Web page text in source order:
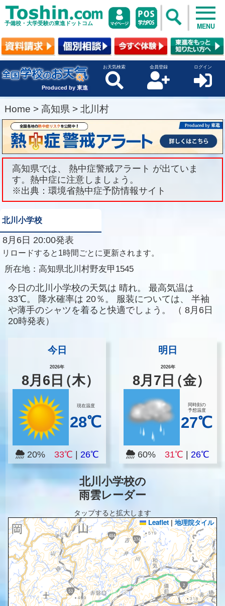
予備校・大学受験の東進ドットコム MENU
Produced by 東進
お天気検索 会員登録 ログイン
Home > 高知県 > 北川村
高知県では、 熱中症警戒アラート が出ていま
す。熱中症に注意しましょう。
※出典：環境省熱中症予防情報サイト
北川小学校
8月6日 20:00発表
リロードすると1時間ごとに更新されます。
所在地： 高知県北川村野友甲1545
今日の北川小学校の天気は 晴れ。
最高気温は
33℃。
降水確率は 20％。 服装については、
半袖
や薄手のシャツを着ると快適でしょう。
（ 8月6日
20時発表）
今日
2026年
8月 6 日（木）
現在温度
28℃
20% 33℃ 26℃
明日
2026年
8月 7 日（金）
同時刻の
予想温度
27℃
60%31℃ |26℃
北川小学校の
雨雲レーダー
タップすると拡大します
Leaflet | 地理院タイル